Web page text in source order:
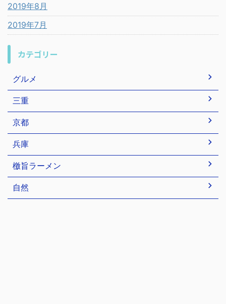
2019年8月
2019年7月
カテゴリー
グルメ
三重
京都
兵庫
檄旨ラーメン
自然